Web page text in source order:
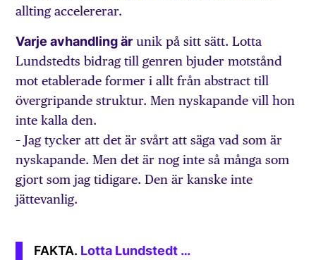
allting accelererar.
Varje avhandling är unik på sitt sätt. Lotta
Lundstedts bidrag till genren bjuder motstånd
mot etablerade former i allt från abstract till
övergripande struktur. Men nyskapande vill hon
inte kalla den.
– Jag tycker att det är svårt att säga vad som är
nyskapande. Men det är nog inte så många som
gjort som jag tidigare. Den är kanske inte
jättevanlig.
Lotta Lundstedt …